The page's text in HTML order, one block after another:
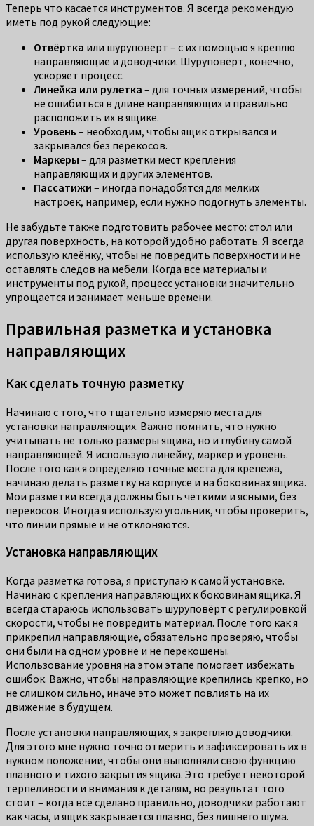
Теперь что касается инструментов. Я всегда рекомендую
иметь под рукой следующие:
Отвёртка или шуруповёрт – с их помощью я креплю
направляющие и доводчики. Шуруповёрт, конечно,
ускоряет процесс.
Линейка или рулетка – для точных измерений, чтобы
не ошибиться в длине направляющих и правильно
расположить их в ящике.
Уровень – необходим, чтобы ящик открывался и
закрывался без перекосов.
Маркеры – для разметки мест крепления
направляющих и других элементов.
Пассатижи – иногда понадобятся для мелких
настроек, например, если нужно подогнуть элементы.
Не забудьте также подготовить рабочее место: стол или
другая поверхность, на которой удобно работать. Я всегда
использую клеёнку, чтобы не повредить поверхности и не
оставлять следов на мебели. Когда все материалы и
инструменты под рукой, процесс установки значительно
упрощается и занимает меньше времени.
Правильная разметка и установка
направляющих
Как сделать точную разметку
Начинаю с того, что тщательно измеряю места для
установки направляющих. Важно помнить, что нужно
учитывать не только размеры ящика, но и глубину самой
направляющей. Я использую линейку, маркер и уровень.
После того как я определяю точные места для крепежа,
начинаю делать разметку на корпусе и на боковинах ящика.
Мои разметки всегда должны быть чёткими и ясными, без
перекосов. Иногда я использую угольник, чтобы проверить,
что линии прямые и не отклоняются.
Установка направляющих
Когда разметка готова, я приступаю к самой установке.
Начинаю с крепления направляющих к боковинам ящика. Я
всегда стараюсь использовать шуруповёрт с регулировкой
скорости, чтобы не повредить материал. После того как я
прикрепил направляющие, обязательно проверяю, чтобы
они были на одном уровне и не перекошены.
Использование уровня на этом этапе помогает избежать
ошибок. Важно, чтобы направляющие крепились крепко, но
не слишком сильно, иначе это может повлиять на их
движение в будущем.
После установки направляющих, я закрепляю доводчики.
Для этого мне нужно точно отмерить и зафиксировать их в
нужном положении, чтобы они выполняли свою функцию
плавного и тихого закрытия ящика. Это требует некоторой
терпеливости и внимания к деталям, но результат того
стоит – когда всё сделано правильно, доводчики работают
как часы, и ящик закрывается плавно, без лишнего шума.